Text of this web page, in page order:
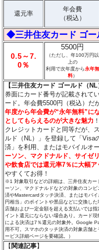
還元率
年会費
（税込）
◆三井住友カード ゴー
0.5～7.
0％
5500円
（ただし、年100万円以
上の
利用で次年度から永年無
料）
【三井住友カード ゴールド（
券面にカード番号が記載されて
ード。年会費5500円（税込）だ
年度から年会費が“永年無料”に
としてもらえるのが大きな魅力
クレジットカードと同等だが、
ルド（NL）」を登録して「Visa
済」を利用、またはモバイルオ
ーソン、マクドナルド、サイゼ
や飲食店では還元率7％に大幅ア
やすくてお得！
※1 対象取引などの詳細は、三井住友カー
ーソン、マクドナルドなどの対象のコン
済やMastercardタッチ決済、またはモバ
円相当」のポイントや景品などに交換し
店舗および一定金額を超える支払いでは
イント還元にならない場合あり。カード
による決済は7％還元の対象外。Google
用不可。スマホのタッチ決済の対象店舗
ービス詳細ページを要確認。）
【 関連記事】